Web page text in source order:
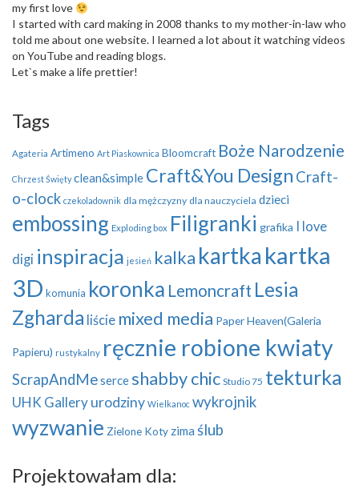
my first love
I started with card making in 2008 thanks to my mother-in-law who
told me about one website. I learned a lot about it watching videos
on YouTube and reading blogs.
Let`s make a life prettier!
Tags
Agateria Artimeno Art Piaskownica Bloomcraft Boże Narodzenie
Chrzest Święty clean&simple Craft&You Design Craft-
o-clock czekoladownik dla mężczyzny dla nauczyciela dzieci
embossing Exploding box Filigranki grafika I love
digi inspiracja jesień kalka kartka kartka
3D komunia koronka Lemoncraft Lesia
Zgharda liście mixed media Paper Heaven(Galeria
Papieru) rustykalny ręcznie robione kwiaty
ScrapAndMeserce shabby chic Studio 75 tekturka
UHK Galleryurodziny Wielkanoc wykrojnik
wyzwanie Zielone Koty zima ślub
Projektowałam dla: